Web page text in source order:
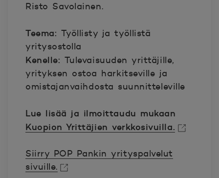
Risto Savolainen.
Teema: Työllisty ja työllistä
yritysostolla
Kenelle: Tulevaisuuden yrittäjille,
yrityksen ostoa harkitseville ja
omistajanvaihdosta suunnitteleville
Lue lisää ja ilmoittaudu mukaan
Kuopion Yrittäjien verkkosivuilla.
Siirry POP Pankin yrityspalvelut
sivuille.